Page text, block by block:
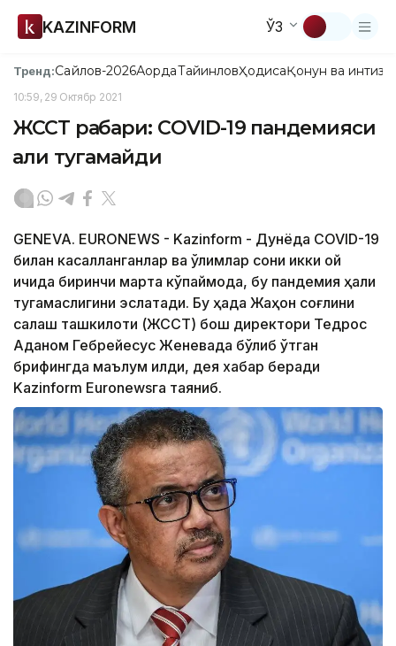
KAZINFORM ЎЗ
Тренд:Сайлов-2026АқордаТайинловҲодисаҚонун ва
10:59, 29 Октябр 2021
ЖССТ раҳбари: CОVID-19 пандемияси
ҳали тугамайди
GENEVA. EURONEWS - Kazinform - Дунёда COVID-19
билан касалланганлар ва ўлимлар сони икки ой
ичида биринчи марта кўпаймоқда, бу пандемия ҳали
тугамаслигини эслатади. Бу ҳақда Жаҳон соғлиқни
сақлаш ташкилоти (ЖССТ) бош директори Тедрос
Aданом Гебрейесус Женевада бўлиб ўтган
брифингда маълум қилди, дея хабар беради
Kazinform Euronewsга таяниб.